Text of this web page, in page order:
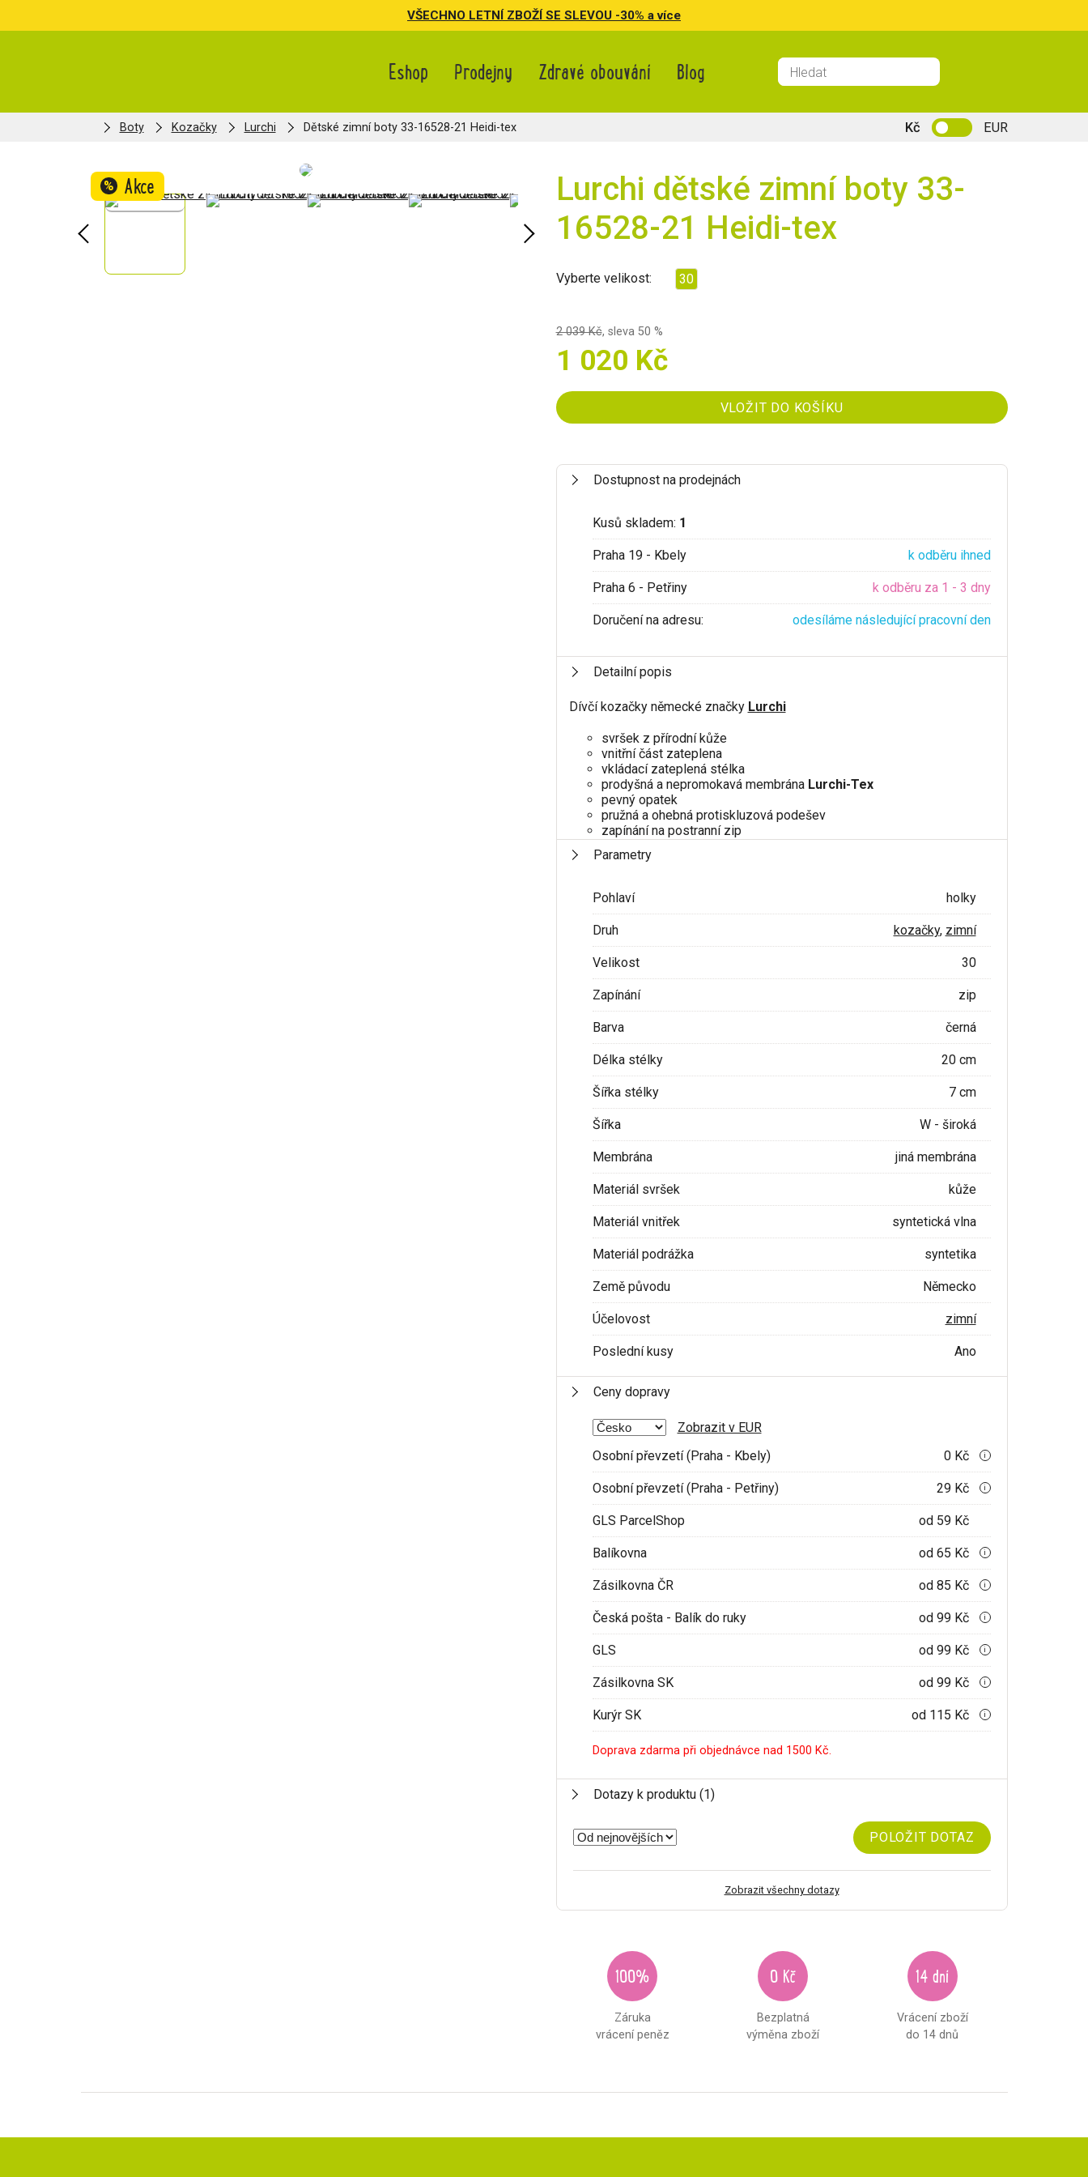
VŠECHNO LETNÍ ZBOŽÍ SE SLEVOU -30% a více
Eshop Prodejny Zdravé obouvání Blog
Boty Kozačky Lurchi Dětské zimní boty 33-16528-21 Heidi-tex Kč EUR
% Akce
Lurchi dětské zimní boty 33-
16528-21 Heidi-tex
Vyberte velikost: 30
2 039 Kč, sleva 50 %
1 020 Kč
Dostupnost na prodejnách
Kusů skladem: 1
Praha 19 - Kbely k odběru ihned
Praha 6 - Petřiny k odběru za 1 - 3 dny
Doručení na adresu: odesíláme následující pracovní den
Detailní popis
Dívčí kozačky německé značky Lurchi
svršek z přírodní kůže
vnitřní část zateplena
vkládací zateplená stélka
prodyšná a nepromokavá membrána Lurchi-Tex
pevný opatek
pružná a ohebná protiskluzová podešev
zapínání na postranní zip
Parametry
Pohlaví holky
Druh kozačky, zimní
Velikost 30
Zapínání zip
Barva černá
Délka stélky 20 cm
Šířka stélky 7 cm
Šířka W - široká
Membrána jiná membrána
Materiál svršek kůže
Materiál vnitřek syntetická vlna
Materiál podrážka syntetika
Země původu Německo
Účelovost zimní
Poslední kusy Ano
Ceny dopravy
Zobrazit v EUR
Osobní převzetí (Praha - Kbely)
0 Kč i
Osobní převzetí (Praha - Petřiny) 29 Kč i
GLS ParcelShop od 59 Kč
Balíkovna od 65 Kč i
Zásilkovna ČR od 85 Kč i
Česká pošta - Balík do ruky od 99 Kč i
GLS od 99 Kč i
Zásilkovna SK od 99 Kč i
Kurýr SK od 115 Kč i
Doprava zdarma při objednávce nad 1500 Kč.
Dotazy k produktu (1)
POLOŽIT DOTAZ
Zobrazit všechny dotazy
100%
Záruka
vrácení peněz
0 Kč
Bezplatná
výměna zboží
14 dní
Vrácení zboží
do 14 dnů